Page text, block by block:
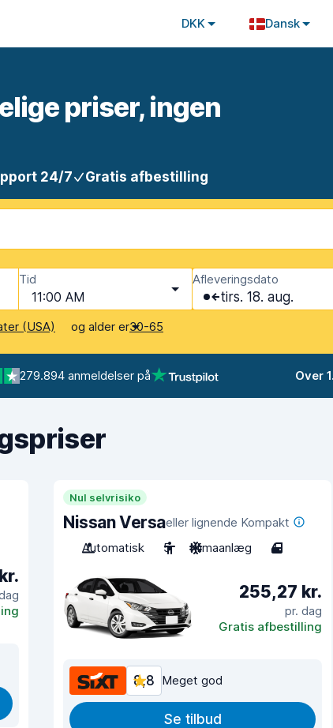
DKK Dansk
priser, ingen
24/7 Gratis afbestilling
Tid
11:00 AM
Afleveringsdato
tirs. 18. aug.
(USA) og alder er30-65
279.894 anmeldelser på Over
Nul selvrisiko
Nissan Versaeller lignende Kompakt
Automatisk
5 Klimaanlæg 4
255,27 kr.
pr. dag
Gratis afbestilling
8,8 Meget god
Se tilbud